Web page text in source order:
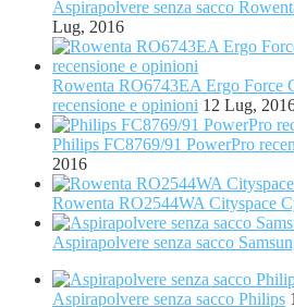
Aspirapolvere senza sacco
Lug, 2016
Rowenta RO6743EA Ergo Force
recensione e opinioni 12 Lug,
Philips FC8769/91 PowerPro
2016
Rowenta RO2544WA Cityspace
Aspirapolvere senza sacco
Aspirapolvere senza sacco Philips